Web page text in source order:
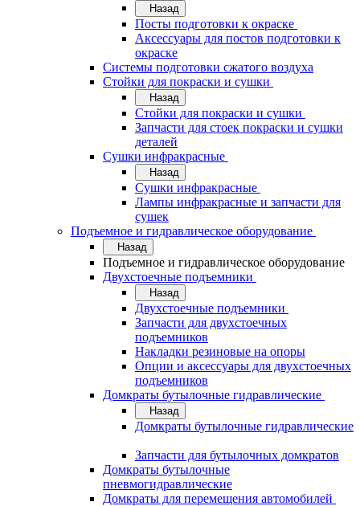
Назад
Посты подготовки к окраске
Аксессуары для постов подготовки к
окраске
Системы подготовки сжатого воздуха
Стойки для покраски и сушки
Назад
Стойки для покраски и сушки
Запчасти для стоек покраски и сушки
деталей
Сушки инфракрасные
Назад
Сушки инфракрасные
Лампы инфракрасные и запчасти для
сушек
Подъемное и гидравлическое оборудование
Назад
Подъемное и гидравлическое оборудование
Двухстоечные подъемники
Назад
Двухстоечные подъемники
Запчасти для двухстоечных
подъемников
Накладки резиновые на опоры
Опции и аксессуары для двухстоечных
подъемников
Домкраты бутылочные гидравлические
Назад
Домкраты бутылочные гидравлические
Запчасти для бутылочных домкратов
Домкраты бутылочные
пневмогидравлические
Домкраты для перемещения автомобилей